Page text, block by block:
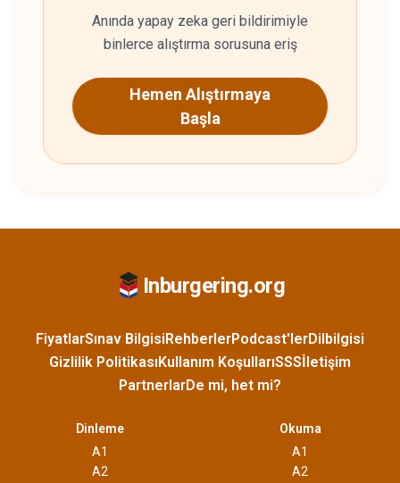
Anında yapay zeka geri bildirimiyle
binlerce alıştırma sorusuna eriş
Hemen Alıştırmaya
Başla
Inburgering.org
FiyatlarSınav BilgisiRehberlerPodcast'lerDilbilgisi
Gizlilik PolitikasıKullanım KoşullarıSSSİletişim
PartnerlarDe mi, het mi?
Dinleme
A1
A2
Okuma
A1
A2